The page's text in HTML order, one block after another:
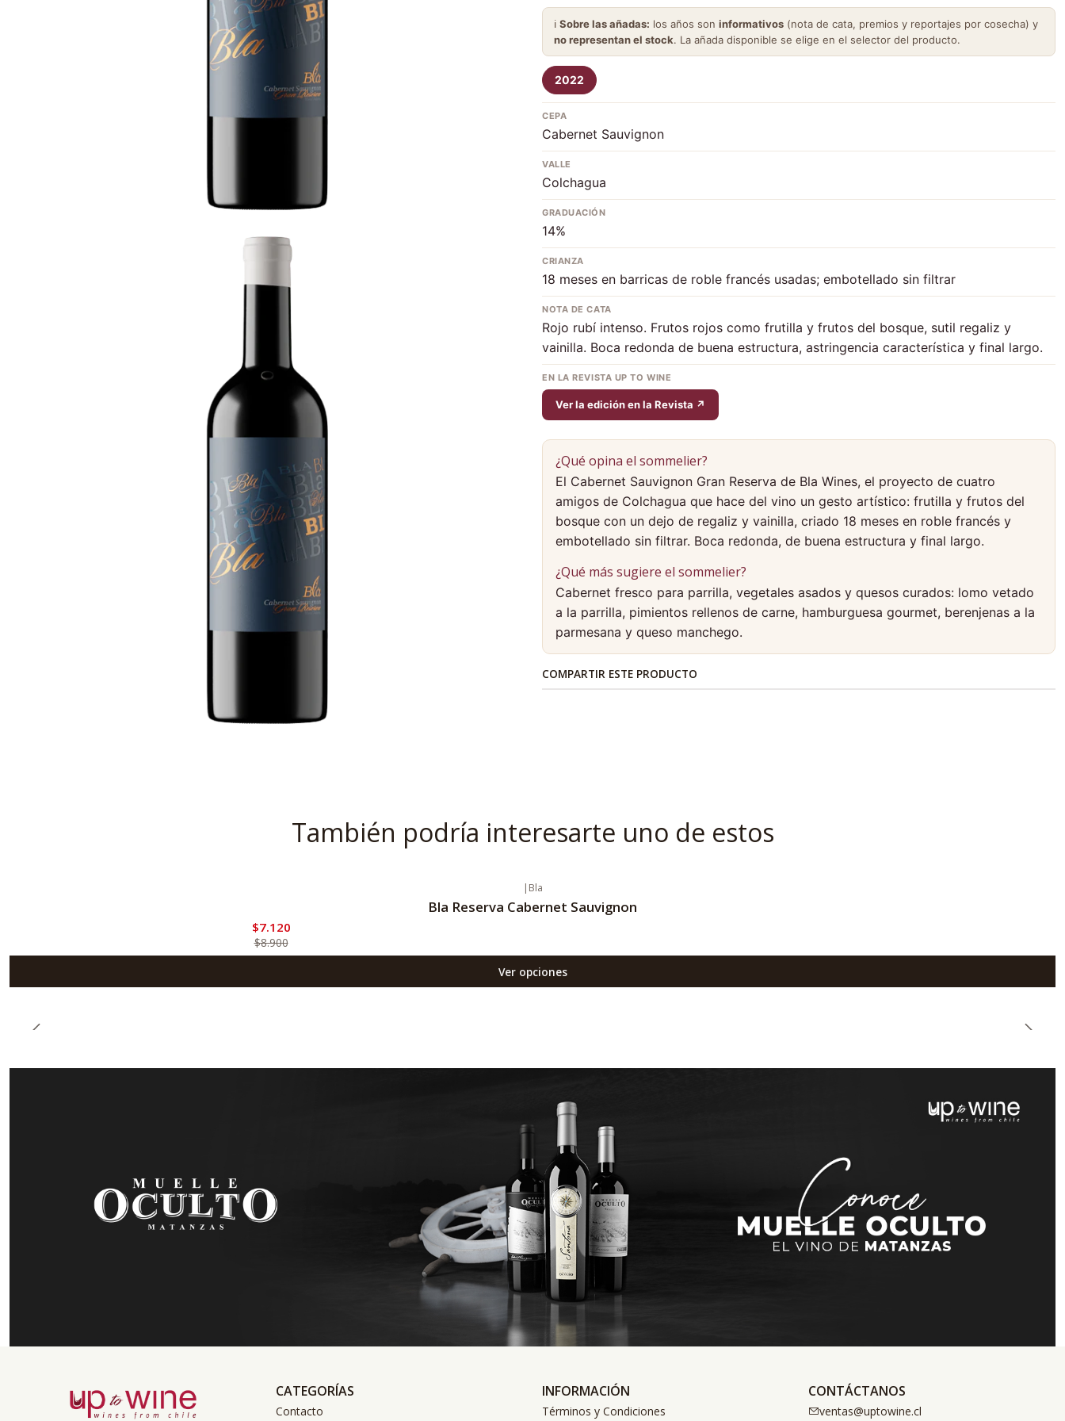
ℹ️ Sobre las añadas: los años son informativos (nota de cata, premios y reportajes por cosecha) y
no representan el stock. La añada disponible se elige en el selector del producto.
2022
CEPA
Cabernet Sauvignon
VALLE
Colchagua
GRADUACIÓN
14%
CRIANZA
18 meses en barricas de roble francés usadas; embotellado sin filtrar
NOTA DE CATA
Rojo rubí intenso. Frutos rojos como frutilla y frutos del bosque, sutil regaliz y
vainilla. Boca redonda de buena estructura, astringencia característica y final largo.
EN LA REVISTA UP TO WINE
Ver la edición en la Revista ↗
¿Qué opina el sommelier?
El Cabernet Sauvignon Gran Reserva de Bla Wines, el proyecto de cuatro
amigos de Colchagua que hace del vino un gesto artístico: frutilla y frutos del
bosque con un dejo de regaliz y vainilla, criado 18 meses en roble francés y
embotellado sin filtrar. Boca redonda, de buena estructura y final largo.
¿Qué más sugiere el sommelier?
Cabernet fresco para parrilla, vegetales asados y quesos curados: lomo vetado
a la parrilla, pimientos rellenos de carne, hamburguesa gourmet, berenjenas a la
parmesana y queso manchego.
COMPARTIR ESTE PRODUCTO
También podría interesarte uno de estos
| Bla
Bla Reserva Cabernet Sauvignon
$7.120
$8.900
Ver opciones
CATEGORÍAS
Contacto
INFORMACIÓN
Términos y Condiciones
CONTÁCTANOS
ventas@uptowine.cl